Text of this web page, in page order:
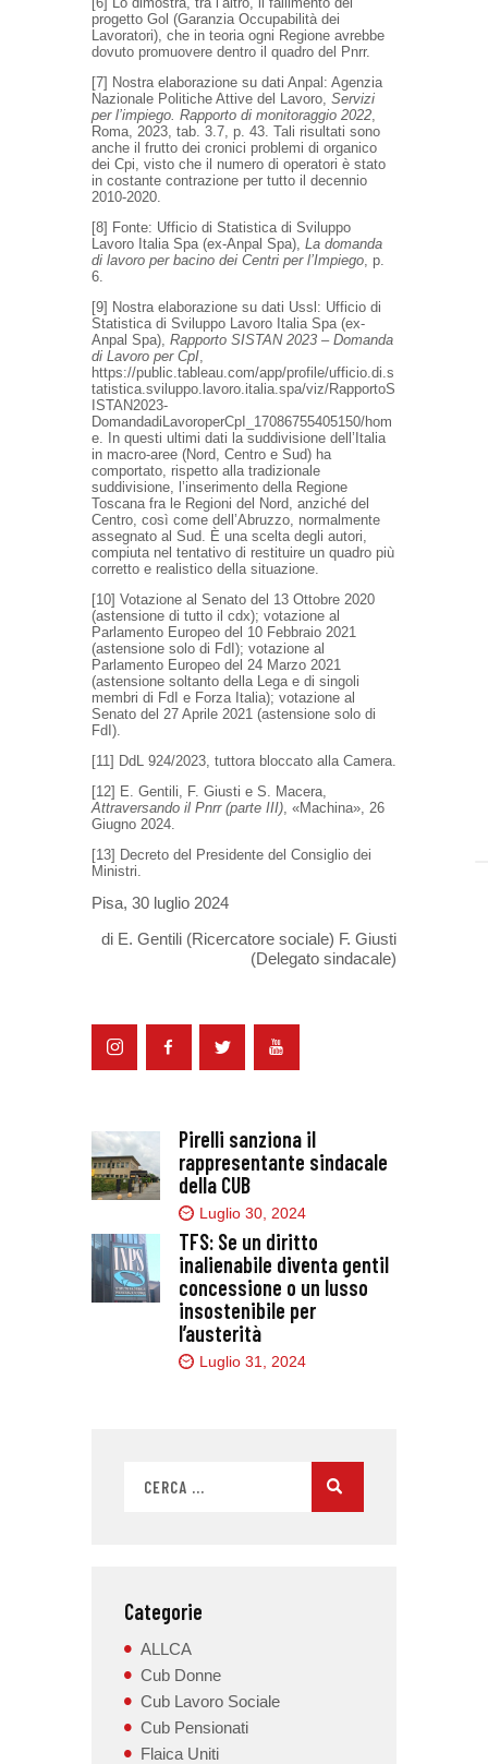
progetto Gol (Garanzia Occupabilità dei
Lavoratori), che in teoria ogni Regione avrebbe
dovuto promuovere dentro il quadro del Pnrr.
[7] Nostra elaborazione su dati Anpal: Agenzia
Nazionale Politiche Attive del Lavoro, Servizi
per l’impiego. Rapporto di monitoraggio 2022,
Roma, 2023, tab. 3.7, p. 43. Tali risultati sono
anche il frutto dei cronici problemi di organico
dei Cpi, visto che il numero di operatori è stato
in costante contrazione per tutto il decennio
2010-2020.
[8] Fonte: Ufficio di Statistica di Sviluppo
Lavoro Italia Spa (ex-Anpal Spa), La domanda
di lavoro per bacino dei Centri per l’Impiego, p.
6.
[9] Nostra elaborazione su dati Ussl: Ufficio di
Statistica di Sviluppo Lavoro Italia Spa (ex-
Anpal Spa), Rapporto SISTAN 2023 – Domanda
di Lavoro per CpI,
https://public.tableau.com/app/profile/ufficio.di.s
tatistica.sviluppo.lavoro.italia.spa/viz/RapportoS
ISTAN2023-
DomandadiLavoroperCpI_17086755405150/hom
e. In questi ultimi dati la suddivisione dell’Italia
in macro-aree (Nord, Centro e Sud) ha
comportato, rispetto alla tradizionale
suddivisione, l’inserimento della Regione
Toscana fra le Regioni del Nord, anziché del
Centro, così come dell’Abruzzo, normalmente
assegnato al Sud. È una scelta degli autori,
compiuta nel tentativo di restituire un quadro più
corretto e realistico della situazione.
[10] Votazione al Senato del 13 Ottobre 2020
(astensione di tutto il cdx); votazione al
Parlamento Europeo del 10 Febbraio 2021
(astensione solo di FdI); votazione al
Parlamento Europeo del 24 Marzo 2021
(astensione soltanto della Lega e di singoli
membri di FdI e Forza Italia); votazione al
Senato del 27 Aprile 2021 (astensione solo di
FdI).
[11] DdL 924/2023, tuttora bloccato alla Camera.
[12] E. Gentili, F. Giusti e S. Macera,
Attraversando il Pnrr (parte III), «Machina», 26
Giugno 2024.
[13] Decreto del Presidente del Consiglio dei
Ministri.
Pisa, 30 luglio 2024
di E. Gentili (Ricercatore sociale) F. Giusti
(Delegato sindacale)
Pirelli sanziona il
rappresentante sindacale
della CUB
Luglio 30, 2024
TFS: Se un diritto
inalienabile diventa gentil
concessione o un lusso
insostenibile per
l’austerità
Luglio 31, 2024
Categorie
ALLCA
Cub Donne
Cub Lavoro Sociale
Cub Pensionati
Flaica Uniti